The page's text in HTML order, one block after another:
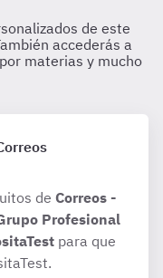
de Correos -
Profesional
para que